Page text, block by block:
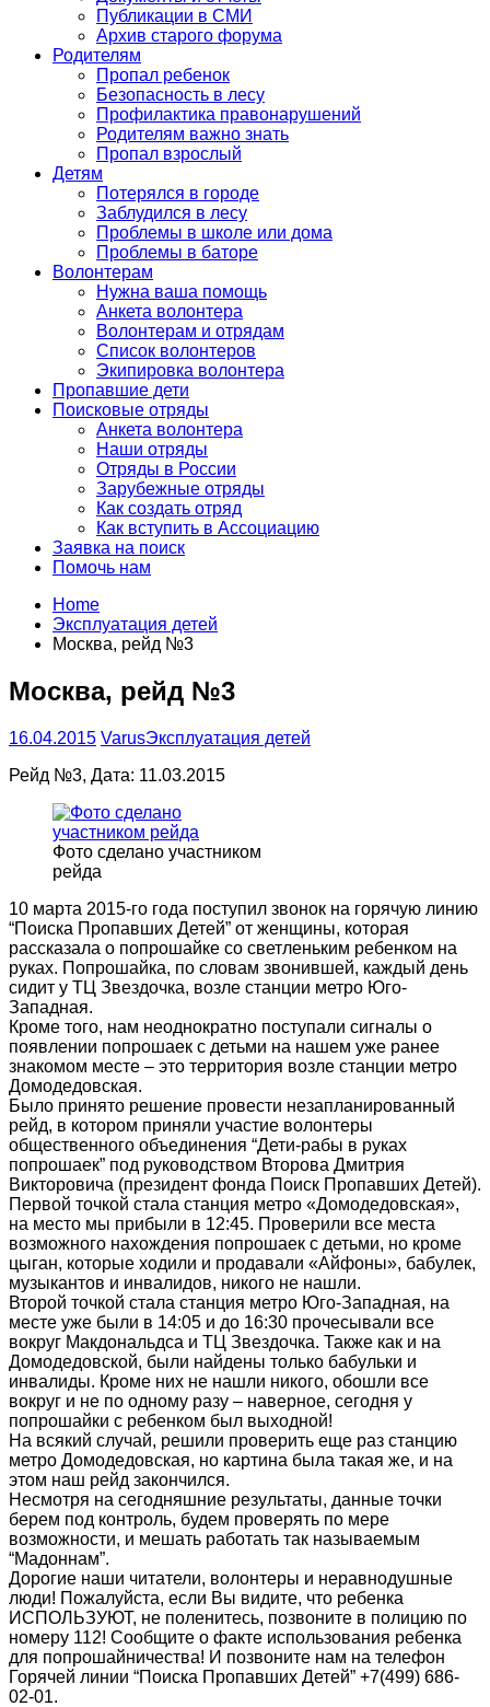
Публикации в СМИ
Архив старого форума
Родителям
Пропал ребенок
Безопасность в лесу
Профилактика правонарушений
Родителям важно знать
Пропал взрослый
Детям
Потерялся в городе
Заблудился в лесу
Проблемы в школе или дома
Проблемы в баторе
Волонтерам
Нужна ваша помощь
Анкета волонтера
Волонтерам и отрядам
Список волонтеров
Экипировка волонтера
Пропавшие дети
Поисковые отряды
Анкета волонтера
Наши отряды
Отряды в России
Зарубежные отряды
Как создать отряд
Как вступить в Ассоциацию
Заявка на поиск
Помочь нам
Home
Эксплуатация детей
Москва, рейд №3
Москва, рейд №3
16.04.2015 VarusЭксплуатация детей
Рейд №3, Дата: 11.03.2015
Фото сделано участником
рейда
10 марта 2015-го года поступил звонок на горячую линию
“Поиска Пропавших Детей” от женщины, которая
рассказала о попрошайке со светленьким ребенком на
руках. Попрошайка, по словам звонившей, каждый день
сидит у ТЦ Звездочка, возле станции метро Юго-
Западная.
Кроме того, нам неоднократно поступали сигналы о
появлении попрошаек с детьми на нашем уже ранее
знакомом месте – это территория возле станции метро
Домодедовская.
Было принято решение провести незапланированный
рейд, в котором приняли участие волонтеры
общественного объединения “Дети-рабы в руках
попрошаек” под руководством Второва Дмитрия
Викторовича (президент фонда Поиск Пропавших Детей).
Первой точкой стала станция метро «Домодедовская»,
на место мы прибыли в 12:45. Проверили все места
возможного нахождения попрошаек с детьми, но кроме
цыган, которые ходили и продавали «Айфоны», бабулек,
музыкантов и инвалидов, никого не нашли.
Второй точкой стала станция метро Юго-Западная, на
месте уже были в 14:05 и до 16:30 прочесывали все
вокруг Макдональдса и ТЦ Звездочка. Также как и на
Домодедовской, были найдены только бабульки и
инвалиды. Кроме них не нашли никого, обошли все
вокруг и не по одному разу – наверное, сегодня у
попрошайки с ребенком был выходной!
На всякий случай, решили проверить еще раз станцию
метро Домодедовская, но картина была такая же, и на
этом наш рейд закончился.
Несмотря на сегодняшние результаты, данные точки
берем под контроль, будем проверять по мере
возможности, и мешать работать так называемым
“Мадоннам”.
Дорогие наши читатели, волонтеры и неравнодушные
люди! Пожалуйста, если Вы видите, что ребенка
ИСПОЛЬЗУЮТ, не поленитесь, позвоните в полицию по
номеру 112! Сообщите о факте использования ребенка
для попрошайничества! И позвоните нам на телефон
Горячей линии “Поиска Пропавших Детей” +7(499) 686-
02-01.